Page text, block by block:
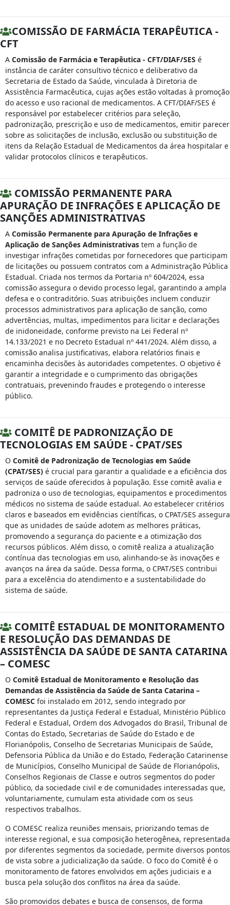
COMISSÃO DE FARMÁCIA TERAPÊUTICA -
CFT
A Comissão de Farmácia e Terapêutica - CFT/DIAF/SES é
instância de caráter consultivo técnico e deliberativo da
Secretaria de Estado da Saúde, vinculada à Diretoria de
Assistência Farmacêutica, cujas ações estão voltadas à promoção
do acesso e uso racional de medicamentos. A CFT/DIAF/SES é
responsável por estabelecer critérios para seleção,
padronização, prescrição e uso de medicamentos, emitir parecer
sobre as solicitações de inclusão, exclusão ou substituição de
itens da Relação Estadual de Medicamentos da área hospitalar e
validar protocolos clínicos e terapêuticos.
COMISSÃO PERMANENTE PARA
APURAÇÃO DE INFRAÇÕES E APLICAÇÃO DE
SANÇÕES ADMINISTRATIVAS
A Comissão Permanente para Apuração de Infrações e
Aplicação de Sanções Administrativas tem a função de
investigar infrações cometidas por fornecedores que participam
de licitações ou possuem contratos com a Administração Pública
Estadual. Criada nos termos da Portaria nº 604/2024, essa
comissão assegura o devido processo legal, garantindo a ampla
defesa e o contraditório. Suas atribuições incluem conduzir
processos administrativos para aplicação de sanção, como
advertências, multas, impedimentos para licitar e declarações
de inidoneidade, conforme previsto na Lei Federal nº
14.133/2021 e no Decreto Estadual nº 441/2024. Além disso, a
comissão analisa justificativas, elabora relatórios finais e
encaminha decisões às autoridades competentes. O objetivo é
garantir a integridade e o cumprimento das obrigações
contratuais, prevenindo fraudes e protegendo o interesse
público.
COMITÊ DE PADRONIZAÇÃO DE
TECNOLOGIAS EM SAÚDE - CPAT/SES
O Comitê de Padronização de Tecnologias em Saúde
(CPAT/SES) é crucial para garantir a qualidade e a eficiência dos
serviços de saúde oferecidos à população. Esse comitê avalia e
padroniza o uso de tecnologias, equipamentos e procedimentos
médicos no sistema de saúde estadual. Ao estabelecer critérios
claros e baseados em evidências científicas, o CPAT/SES assegura
que as unidades de saúde adotem as melhores práticas,
promovendo a segurança do paciente e a otimização dos
recursos públicos. Além disso, o comitê realiza a atualização
contínua das tecnologias em uso, alinhando-se às inovações e
avanços na área da saúde. Dessa forma, o CPAT/SES contribui
para a excelência do atendimento e a sustentabilidade do
sistema de saúde.
COMITÊ ESTADUAL DE MONITORAMENTO
E RESOLUÇÃO DAS DEMANDAS DE
ASSISTÊNCIA DA SAÚDE DE SANTA CATARINA
– COMESC
O Comitê Estadual de Monitoramento e Resolução das
Demandas de Assistência da Saúde de Santa Catarina –
COMESC foi instalado em 2012, sendo integrado por
representantes da Justiça Federal e Estadual, Ministério Público
Federal e Estadual, Ordem dos Advogados do Brasil, Tribunal de
Contas do Estado, Secretarias de Saúde do Estado e de
Florianópolis, Conselho de Secretarias Municipais de Saúde,
Defensoria Pública da União e do Estado, Federação Catarinense
de Municípios, Conselho Municipal de Saúde de Florianópolis,
Conselhos Regionais de Classe e outros segmentos do poder
público, da sociedade civil e de comunidades interessadas que,
voluntariamente, cumulam esta atividade com os seus
respectivos trabalhos.
O COMESC realiza reuniões mensais, priorizando temas de
interesse regional, e sua composição heterogênea, representada
por diferentes segmentos da sociedade, permite diversos pontos
de vista sobre a judicialização da saúde. O foco do Comitê é o
monitoramento de fatores envolvidos em ações judiciais e a
busca pela solução dos conflitos na área da saúde.
São promovidos debates e busca de consensos, de forma